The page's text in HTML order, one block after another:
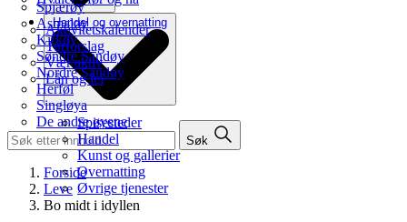
Spjærøy
Asmaløy
Kirkøy
Søndre Sandøy
Nordre Sandøy
Herføl
Singløya
De andre øyene
Aktivitetskalender
Turforslag
Vær aktiv
Lån og lei
Handel og overnatting
Spisesteder
Handel
Kunst og gallerier
Overnatting
Øvrige tjenester
Søk
Forside
Leve
Bo midt i idyllen